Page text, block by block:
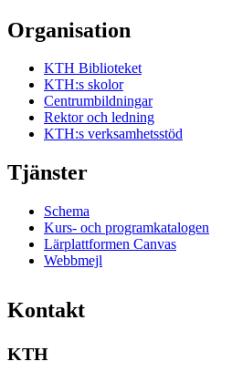
Organisation
KTH Biblioteket
KTH:s skolor
Centrumbildningar
Rektor och ledning
KTH:s verksamhetsstöd
Tjänster
Schema
Kurs- och programkatalogen
Lärplattformen Canvas
Webbmejl
Kontakt
KTH